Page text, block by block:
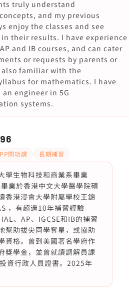
truly understand
and my previous
enjoy the classes and see
their results. I have experience
and IB courses, and can cater
or requests by parents or
familiar with the
for mathematics. I have
an engineer in 5G
systems.
問功課 長期補習
學生物科技和商業系畢業
業於香港中文大學醫學院碩
香港浸會大學附屬學校王錦
，有超過10年補習經驗
、AP、IGCSE和IB的補習
幫助拔尖同學奪星，或協助
資格。曾到美國著名學府作
獎學金，並曾就讀調解員課
資行政人員證書。2025年